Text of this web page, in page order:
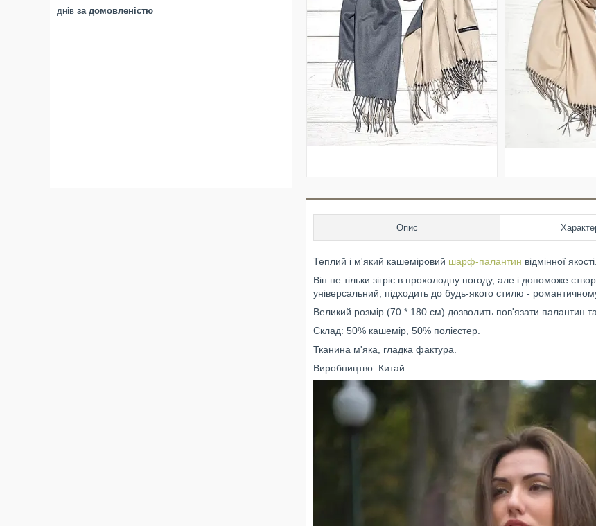
Опис
Теплий і м'який кашеміровий шарф-палантин відмінної якості.
Він не тільки зігріє в прохолодну погоду, але і допоможе
універсальний, підходить до будь-якого стилю -
Великий розмір (70 * 180 см) дозволить пов'язати палантин
Склад: 50% кашемір, 50% полієстер.
Тканина м'яка, гладка фактура.
Виробництво: Китай.
днів за домовленістю